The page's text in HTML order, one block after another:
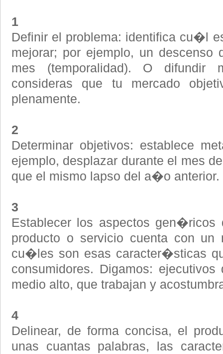
1
Definir el problema: identifica cu�l
mejorar; por ejemplo, un descenso
mes (temporalidad). O
consideras que tu mercado
plenamente.
2
Determinar objetivos: establece
ejemplo, desplazar durante el mes
que el mismo lapso del a�o anterior.
3
Establecer los aspectos gen�ricos
producto o servicio cuenta con un
cu�les son esas caracter�sticas
consumidores. Digamos:
medio alto, que trabajan y
4
Delinear, de forma concisa, el
unas cuantas palabras, las